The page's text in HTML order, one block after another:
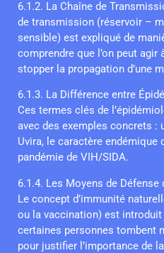
6.1.2. La Chaîne de
de transmission (réservoir –
sensible) est expliqué de
comprendre que l’on peut
stopper la propagation d’une
6.1.3. La Différence entre
Ces termes clés de
avec des exemples concrets :
Uvira, le caractère endémique
pandémie de VIH/SIDA.
6.1.4. Les Moyens de Défense
Le concept d’immunité
ou la vaccination) est
certaines personnes tombent
pour justifier l’importance de